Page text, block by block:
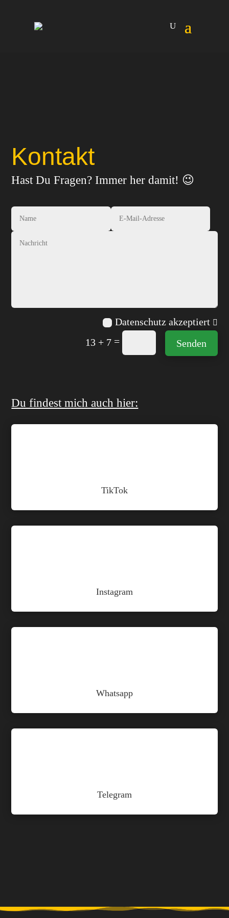
Kontakt
Hast Du Fragen? Immer her damit! 😉
Datenschutz akzeptiert
13 + 7= Senden
Du findest mich auch hier:
TikTok
Instagram
Whatsapp
Telegram